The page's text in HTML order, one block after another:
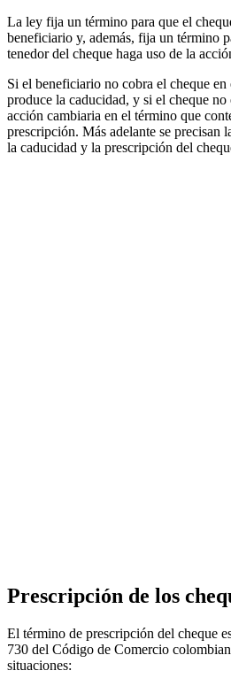
La ley fija un término para que el
beneficiario y, además, fija un término
tenedor del cheque haga uso de la
Si el beneficiario no cobra el cheque
produce la caducidad, y si el cheque
acción cambiaria en el término que
prescripción. Más adelante se precisan
la caducidad y la prescripción del
Prescripción de los
El término de prescripción del cheque
730 del Código de Comercio
situaciones: